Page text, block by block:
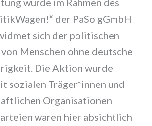
wurde im Rahmen des
der PaSo gGmbH
sich der politischen
Menschen ohne deutsche
Die Aktion wurde
sozialen Träger*innen und
Organisationen
waren hier absichtlich